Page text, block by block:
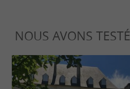
NOUS AVONS TESTÉ